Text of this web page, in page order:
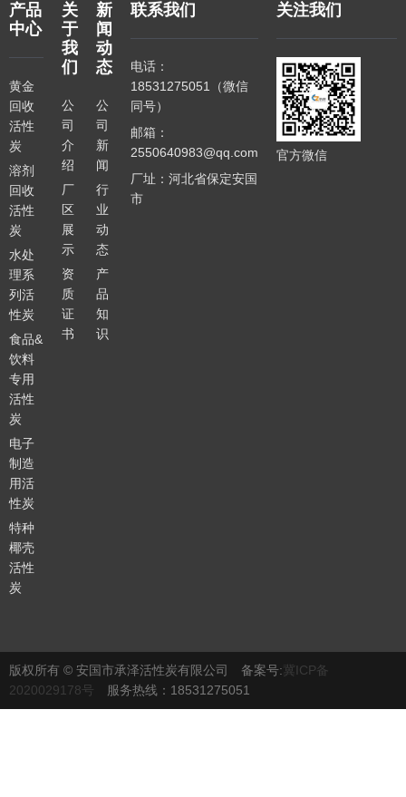
产品
中心
黄金
回收
活性
炭
溶剂
回收
活性
炭
水处
理系
列活
性炭
食品&
饮料
专用
活性
炭
电子
制造
用活
性炭
特种
椰壳
活性
炭
关
于
我
们
公
司
介
绍
厂
区
展
示
资
质
证
书
新
闻
动
态
公
司
新
闻
行
业
动
态
产
品
知
识
联系我们
电话：
18531275051（微信
同号）
邮箱：
2550640983@qq.com
厂址：河北省保定安国
市
关注我们
官方微信
版权所有 © 安国市承泽活性炭有限公司 备案号: 冀ICP备
2020029178号 服务热线：18531275051